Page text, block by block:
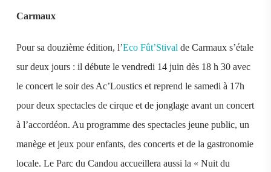
Carmaux
Pour sa douzième édition, l’Eco Fût’Stival de Carmaux s’étale
sur deux jours : il débute le vendredi 14 juin dès 18 h 30 avec
le concert le soir des Ac’Loustics et reprend le samedi à 17h
pour deux spectacles de cirque et de jonglage avant un concert
à l’accordéon. Au programme des spectacles jeune public, un
manège et jeux pour enfants, des concerts et de la gastronomie
locale. Le Parc du Candou accueillera aussi la « Nuit du